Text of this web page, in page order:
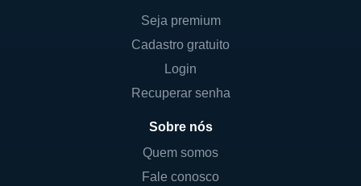
em várias linhas de negócios distintas. Um
dos segmentos mais significativos é a
geração de eletricidade, que inclui a
operação de usinas a gás, energia nuclear e
investe em projetos de modernização da
rede elétrica e na implementação de
tecnologias inteligentes, buscando
Seja premium
Cadastro gratuito
Login
Recuperar senha
Sobre nós
Quem somos
Fale conosco